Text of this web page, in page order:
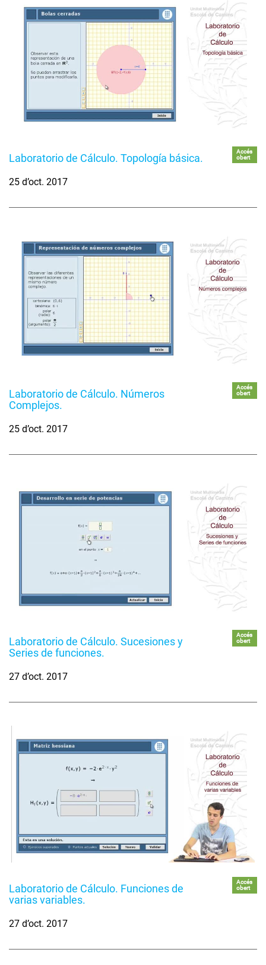
Laboratorio de Cálculo. Topología básica.
Accés
obert
25 d’oct. 2017
Laboratorio de Cálculo. Números
Complejos.
Accés
obert
25 d’oct. 2017
Laboratorio de Cálculo. Sucesiones y
Series de funciones.
Accés
obert
27 d’oct. 2017
Laboratorio de Cálculo. Funciones de
varias variables.
Accés
obert
27 d’oct. 2017